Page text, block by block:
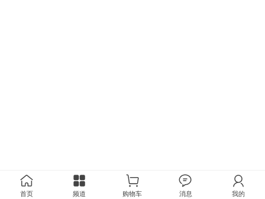
首页 频道 购物车 消息 我的